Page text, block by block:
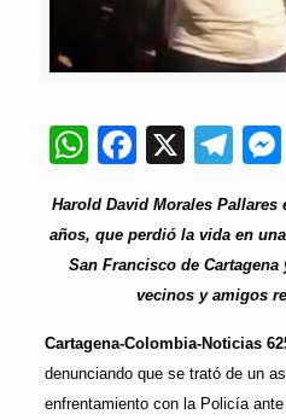
WhatsApp
X
Harold David Morales
años, que perdió la vida en
San Francisco de
vecinos y amigos
Cartagena-Colombia-Noticias
denunciando que se trató de un
enfrentamiento con la Policía